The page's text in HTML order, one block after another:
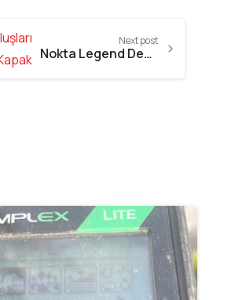
Next post
Nokta Legend Dedektörle Günün Harika Buluşları
-